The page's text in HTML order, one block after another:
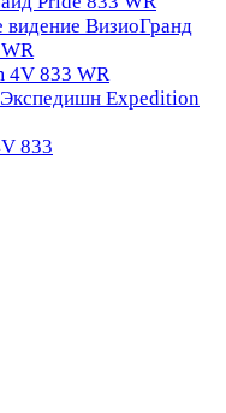
видение ВизиоГранд
4V 833 WR
Expedition
833